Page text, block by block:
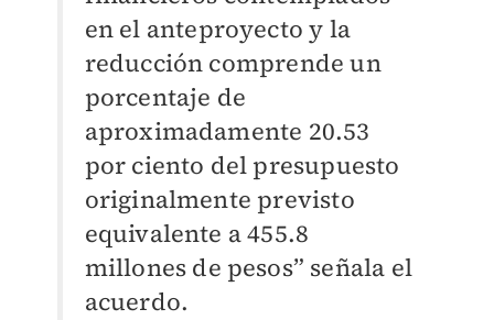
en el anteproyecto y la
reducción comprende un
porcentaje de
aproximadamente 20.53
por ciento del presupuesto
originalmente previsto
equivalente a 455.8
millones de pesos” señala el
acuerdo.